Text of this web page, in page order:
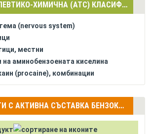
АНАТОМО-ТЕРАПЕВТИКО-ХИМИЧНА (АТС) КЛАСИФИКАЦИЯ
(nervous system)
местни
на аминобензоената киселина
(procaine), комбинации
ДРУГИ ПРОДУКТИ С АКТИВНА СЪСТАВКА БЕНЗОКАИН (BENZOCAINE) + ПРОКАИН ХИДРОХЛОРИД (PROCAINE HYDROCHLORIDE) + ЛЕВОМЕНТОЛ (LEVOMENTHOL)